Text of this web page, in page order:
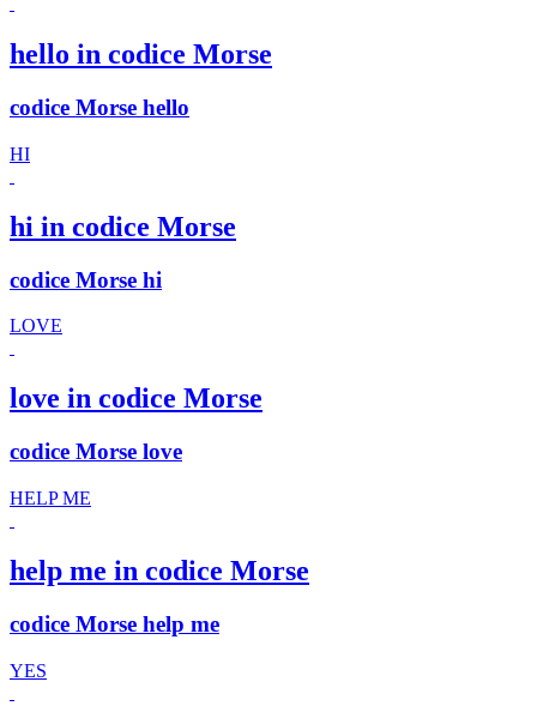
hello in codice Morse
codice Morse hello
HI
hi in codice Morse
codice Morse hi
LOVE
love in codice Morse
codice Morse love
HELP ME
help me in codice Morse
codice Morse help me
YES